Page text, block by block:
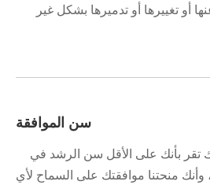
أو تغييرها أو تدميرها بشكل غير
سن الموافقة
تقر بأنك على الأقل سن الرشد في
وأنك منحتنا موافقتك على السماح لأي